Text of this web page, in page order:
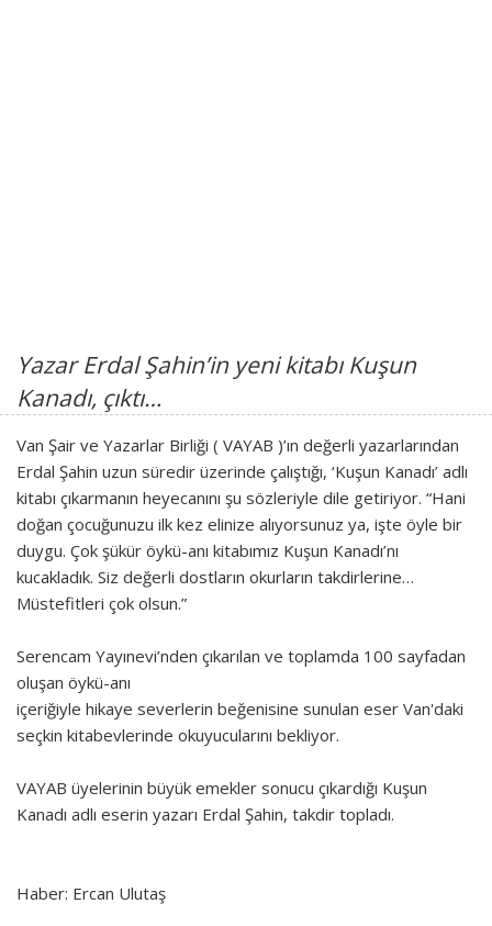
Yazar Erdal Şahin’in yeni kitabı Kuşun
Kanadı, çıktı…
Van Şair ve Yazarlar Birliği ( VAYAB )’ın değerli yazarlarından
Erdal Şahin uzun süredir üzerinde çalıştığı, ‘Kuşun Kanadı’ adlı
kitabı çıkarmanın heyecanını şu sözleriyle dile getiriyor. “Hani
doğan çocuğunuzu ilk kez elinize alıyorsunuz ya, işte öyle bir
duygu. Çok şükür öykü-anı kitabımız Kuşun Kanadı’nı
kucakladık. Siz değerli dostların okurların takdirlerine…
Müstefitleri çok olsun.”
Serencam Yayınevi’nden çıkarılan ve toplamda 100 sayfadan
oluşan öykü-anı
içeriğiyle hikaye severlerin beğenisine sunulan eser Van'daki
seçkin kitabevlerinde okuyucularını bekliyor.
VAYAB üyelerinin büyük emekler sonucu çıkardığı Kuşun
Kanadı adlı eserin yazarı Erdal Şahin, takdir topladı.
Haber: Ercan Ulutaş